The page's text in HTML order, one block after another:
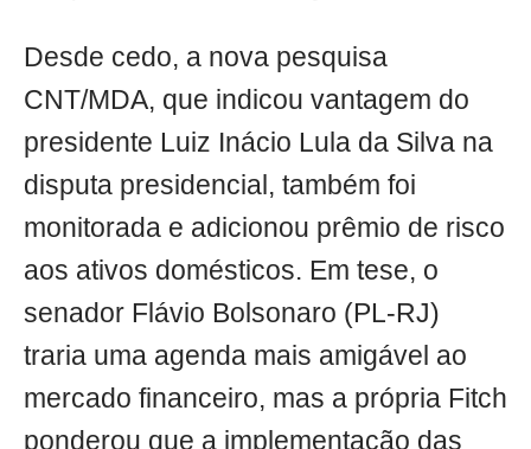
Desde cedo, a nova pesquisa
CNT/MDA, que indicou vantagem do
presidente Luiz Inácio Lula da Silva na
disputa presidencial, também foi
monitorada e adicionou prêmio de risco
aos ativos domésticos. Em tese, o
senador Flávio Bolsonaro (PL-RJ)
traria uma agenda mais amigável ao
mercado financeiro, mas a própria Fitch
ponderou que a implementação das